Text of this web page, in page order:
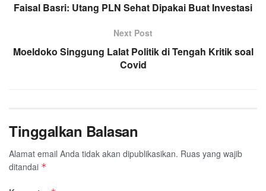
o
e
A
r
m
Faisal Basri: Utang PLN Sehat Dipakai Buat Investasi
Next Post
Moeldoko Singgung Lalat Politik di Tengah Kritik soal
Covid
Tinggalkan Balasan
Alamat email Anda tidak akan dipublikasikan. Ruas yang wajib
ditandai *